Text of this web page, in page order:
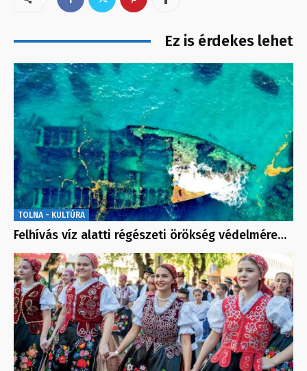
Ez is érdekes lehet
TOLNA - KULTÚRA
Felhívás víz alatti régészeti örökség védelmére…